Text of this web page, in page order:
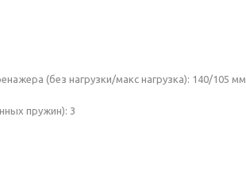
(без нагрузки/макс нагрузка): 140/105 мм
пружин): 3